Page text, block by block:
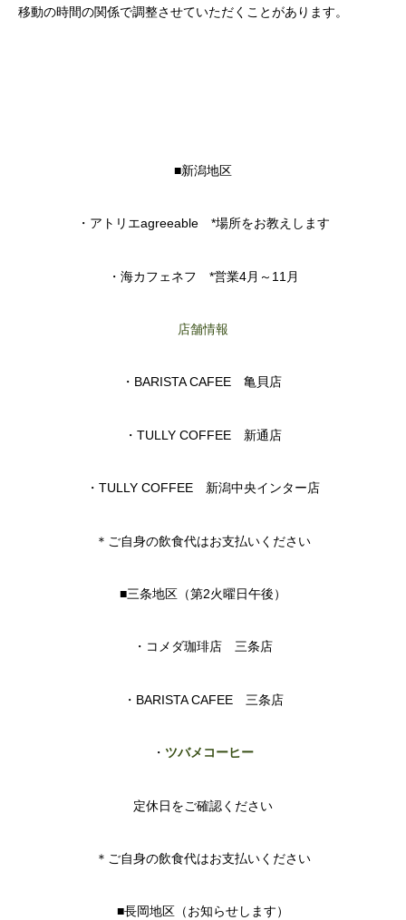
移動の時間の関係で調整させていただくことがあります。
■新潟地区
・アトリエagreeable *場所をお教えします
・海カフェネフ *営業4月～11月
店舗情報
・BARISTA CAFEE 亀貝店
・TULLY COFFEE 新通店
・TULLY COFFEE 新潟中央インター店
＊ご自身の飲食代はお支払いください
■三条地区（第2火曜日午後）
・コメダ珈琲店 三条店
・BARISTA CAFEE 三条店
・ ツバメコーヒー
定休日をご確認ください
＊ご自身の飲食代はお支払いください
■長岡地区（お知らせします）